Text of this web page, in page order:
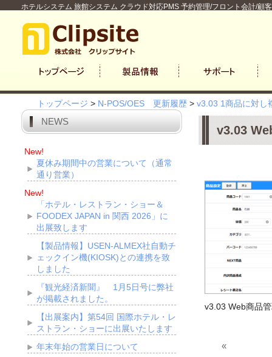
ホテルシステム 旅館システム クラウド対応PMS 予約管理/フロント会計/顧
トップページ > N-POS/OES 更新履歴 > v3.03 1商品に対し
v3.03
v3.03 Web商品
«
NEWS
New!
夏休み期間中の営業について（通常
通り営業）
New!
「ホテル・レストラン・ショー＆
FOODEX JAPAN in 関西 2026」に
出展致します
【製品情報】USEN-ALMEX社自動チ
ェックイン機(KIOSK)との連携を致
しました
『観光経済新聞』 1月5日号に弊社
が掲載されました。
【出展案内】第54回 国際ホテル・レ
ストラン・ショーに出展いたします
年末年始の営業日について